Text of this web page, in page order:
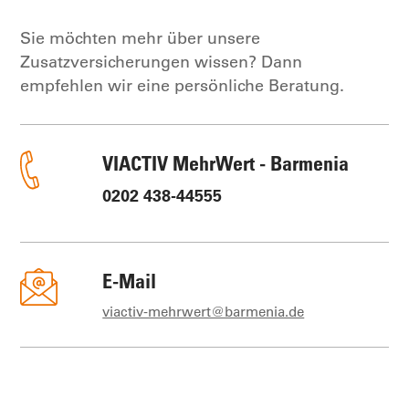
Sie möchten mehr über unsere
Zusatzversicherungen wissen? Dann
empfehlen wir eine persönliche Beratung.
VIACTIV MehrWert - Barmenia
0202 438-44555
E-Mail
viactiv-mehrwert@barmenia.de